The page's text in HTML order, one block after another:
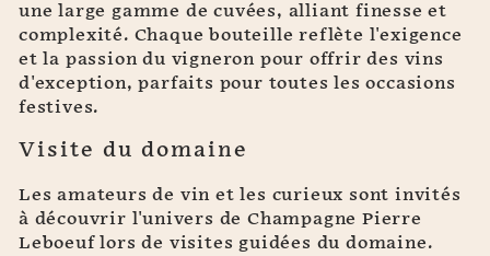
une large gamme de cuvées, alliant finesse et
complexité. Chaque bouteille reflète l'exigence
et la passion du vigneron pour offrir des vins
d'exception, parfaits pour toutes les occasions
festives.
Visite du domaine
Les amateurs de vin et les curieux sont invités
à découvrir l'univers de Champagne Pierre
Leboeuf lors de visites guidées du domaine.